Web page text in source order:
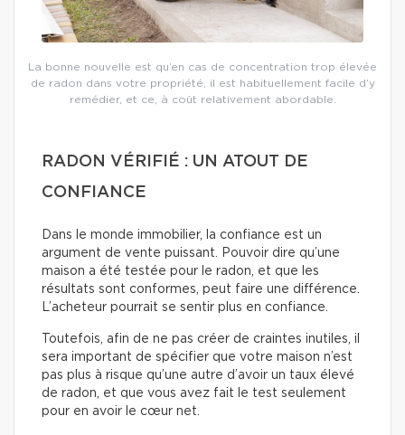
La bonne nouvelle est qu’en cas de concentration trop élevée
de radon dans votre propriété, il est habituellement facile d’y
remédier, et ce, à coût relativement abordable.
RADON VÉRIFIÉ : UN ATOUT DE
CONFIANCE
Dans le monde immobilier, la confiance est un
argument de vente puissant. Pouvoir dire qu’une
maison a été testée pour le radon, et que les
résultats sont conformes, peut faire une différence.
L’acheteur pourrait se sentir plus en confiance.
Toutefois, afin de ne pas créer de craintes inutiles, il
sera important de spécifier que votre maison n’est
pas plus à risque qu’une autre d’avoir un taux élevé
de radon, et que vous avez fait le test seulement
pour en avoir le cœur net.